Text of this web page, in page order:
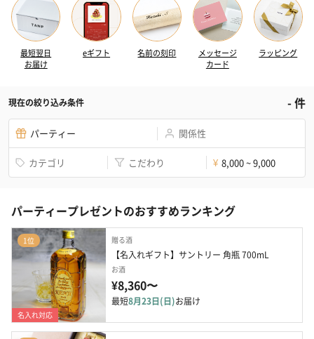
最短翌日
お届け
eギフト 名前の刻印
メッセージ
カード
ラッピング
現在の絞り込み条件 -件
パーティー 関係性
カテゴリ こだわり ¥ 8,000 ~ 9,000
パーティープレゼントのおすすめランキング
1位
名入れ対応
贈る酒
【名入れギフト】サントリー 角瓶 700mL
お酒
¥8,360〜
最短8月23日(日)お届け